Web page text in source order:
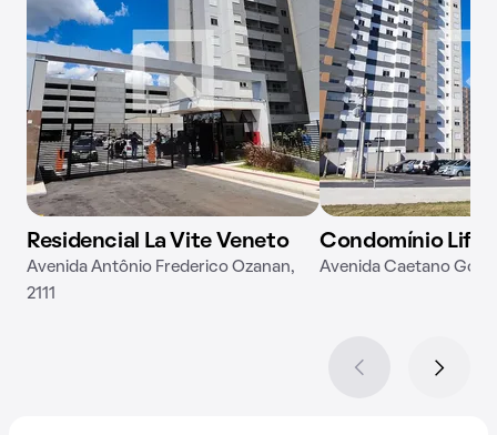
Residencial La Vite Veneto
Avenida Antônio Frederico Ozanan,
2111
Condomínio Life
Avenida Caetano